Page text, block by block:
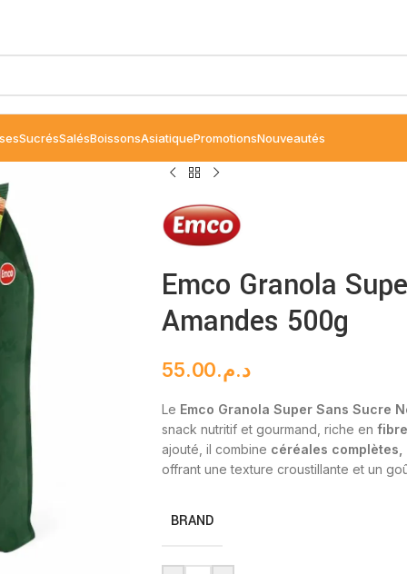
SucrésSalésBoissonsAsiatiquePromotionsNouveautés
Emco Granola
Amandes 500g
د.م.55.00
Le Emco Granola Super Sans Sucre
snack nutritif et gourmand, riche en
ajouté, il combine céréales
offrant une texture croustillante et un
BRAND